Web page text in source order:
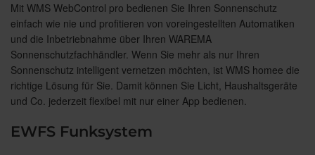
Mit WMS WebControl pro bedienen Sie Ihren Sonnenschutz
einfach wie nie und profitieren von voreingestellten Automatiken
und die Inbetriebnahme über Ihren WAREMA
Sonnenschutzfachhändler. Wenn Sie mehr als nur Ihren
Sonnenschutz intelligent vernetzen möchten, ist WMS homee die
richtige Lösung für Sie. Damit können Sie Licht, Haushaltsgeräte
und Co. jederzeit flexibel mit nur einer App bedienen.
EWFS Funksystem